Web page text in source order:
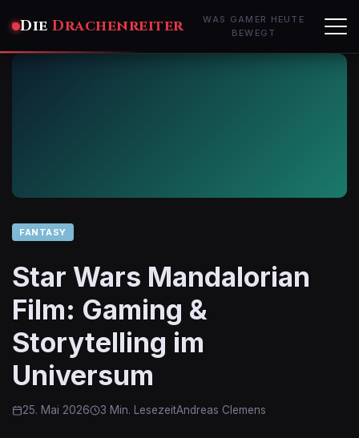
Die Drachenreiter
WAS GAMER HEUTE
BEWEGT
FANTASY
Star Wars Mandalorian
Film: Gaming &
Storytelling im
Universum
25. Mai 2026 3 Min. LesezeitAndreas Clemens